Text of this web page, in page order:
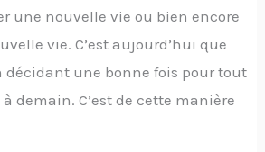
une nouvelle vie ou bien encore
vie. C’est aujourd’hui que
décidant une bonne fois pour tout
demain. C’est de cette manière